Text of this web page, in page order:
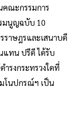
คณะกรรมการ
มนูญฉบับ 10
ราษฎรและเสนาบดี
แทน ปรีดี ได้รับ
ำรงกระทรวงใดที่
โนปกรณ์ฯ เป็น